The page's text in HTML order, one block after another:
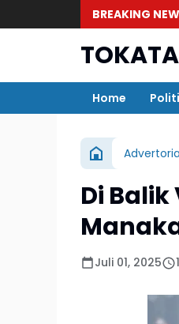
BREAKING
Home
Di
Juli 01, 2025